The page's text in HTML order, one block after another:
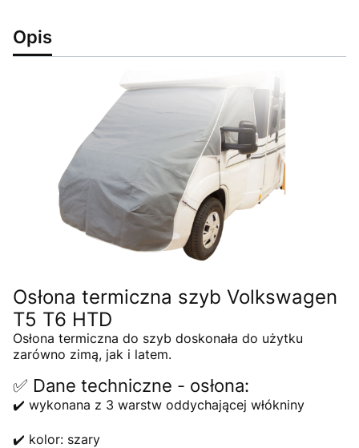
Opis
Osłona termiczna szyb Volkswagen
T5 T6 HTD
Osłona termiczna do szyb doskonała do użytku
zarówno zimą, jak i latem.
✅ Dane techniczne - osłona:
✔️ wykonana z 3 warstw oddychającej włókniny
✔️ kolor: szary